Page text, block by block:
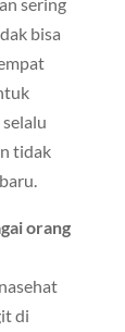
bisa
tidak
orang
di